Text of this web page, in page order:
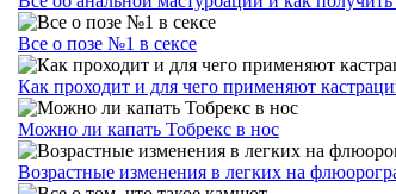
Все о позе №1 в сексе
Как проходит и для чего применяют
Можно ли капать Тобрекс в нос
Возрастные изменения в легких на